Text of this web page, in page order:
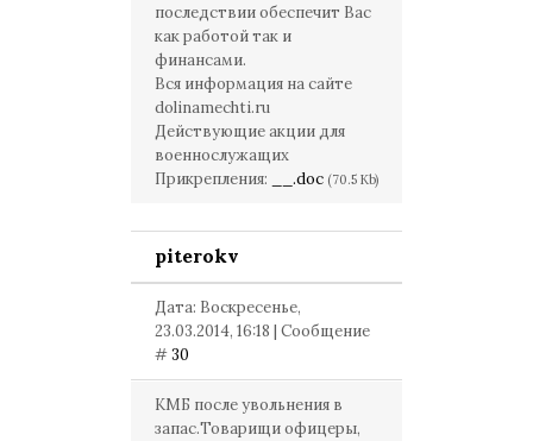
последствии обеспечит Вас
как работой так и
финансами.
Вся информация на сайте
dolinamechti.ru
Действующие акции для
военнослужащих
Прикрепления:
__.doc (70.5 Kb)
piterokv
Дата: Воскресенье,
23.03.2014, 16:18 | Сообщение
#30
КМБ после увольнения в
запас.Товарищи офицеры,